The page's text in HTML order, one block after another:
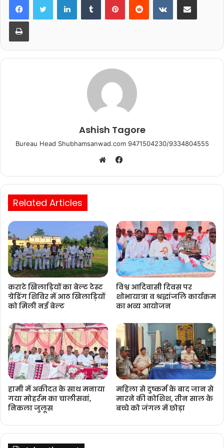
e
b
o
o
er s
A
p
l
e
Print
Ashish Tagore
Bureau Head Shubhamsanwad.com 9471504230/9334804555
Facebook
Related Articles
कराटे खिलाड़ियों का बेल्ट टेस्ट
ग्रेडिंग शिविर में आठ खिलाड़ियों
को मिली नई बेल्ट
विश्व आदिवासी दिवस पर
शोभायात्रा व श्रद्धांजलि कार्यक्रम
का भव्य आयोजन
हामी में अकीदत के साथ मनाया
गया मोहर्रम का चालीसवां,
निकला जुलूस
महिला से दुष्कर्म के बाद जान से
मारने की कोशिश, तीन साल के
बच्चे को जंगल में छोड़ा